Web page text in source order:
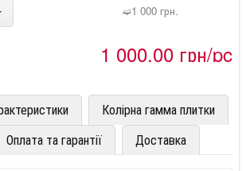
➫1 000 грн.
1 000,00 грн/pc
Колірна гамма плитки
Оплата та гарантії Доставка